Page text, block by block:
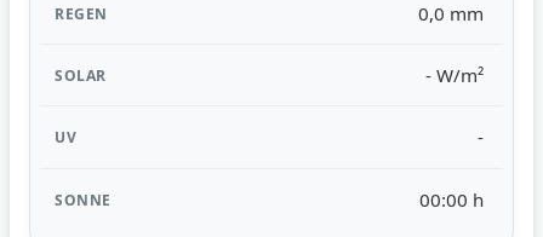
0,0 mm
- W/m²
-
00:00 h